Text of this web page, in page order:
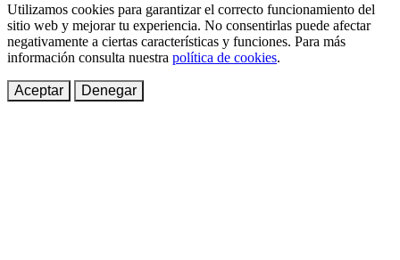
Utilizamos cookies para garantizar el correcto funcionamiento del
sitio web y mejorar tu experiencia. No consentirlas puede afectar
negativamente a ciertas características y funciones. Para más
información consulta nuestra política de cookies.
Aceptar Denegar